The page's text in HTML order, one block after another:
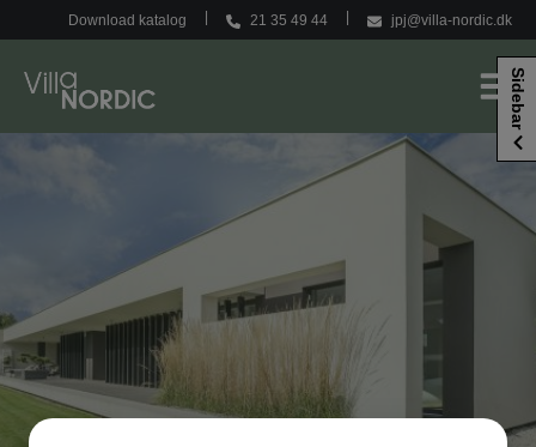
til
Download katalog 21 35 49 44 jpj@villa-nordic.dk
Sidebar